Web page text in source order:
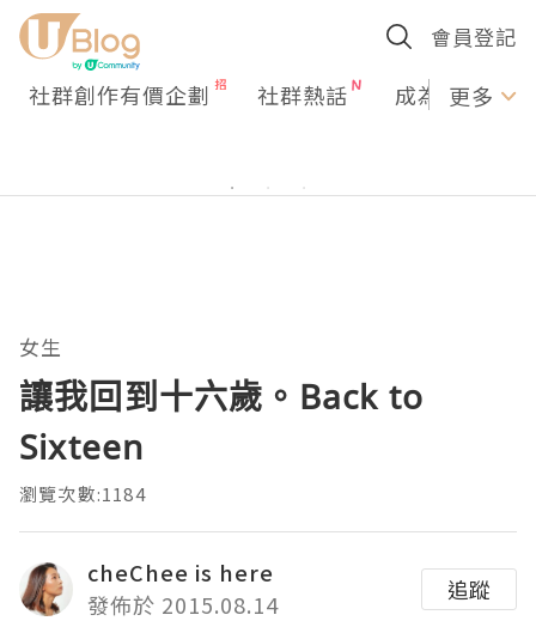
會員登記
社群創作有價企劃 社群熱話 成為U更多
女生
讓我回到十六歲。Back to
Sixteen
瀏覽次數:1184
cheChee is here
發佈於 2015.08.14
追蹤